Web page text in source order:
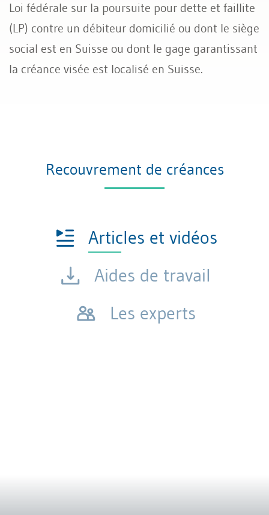
Loi fédérale sur la poursuite pour dette et faillite
(LP) contre un débiteur domicilié ou dont le siège
social est en Suisse ou dont le gage garantissant
la créance visée est localisé en Suisse.
Recouvrement de créances
Articles et vidéos
Aides de travail
Les experts